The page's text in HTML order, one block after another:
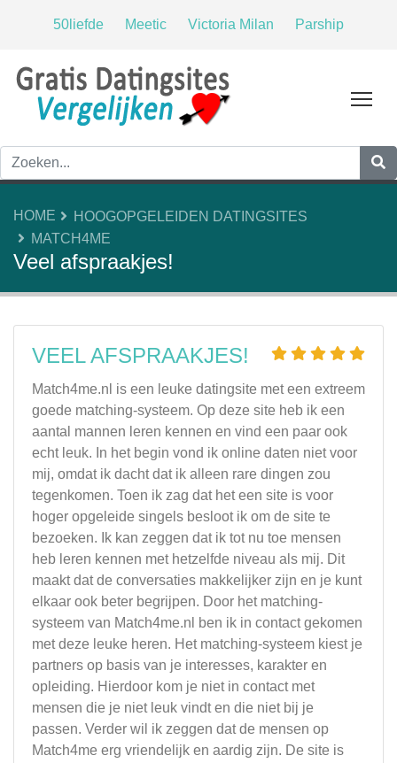
50liefde Meetic Victoria Milan Parship
HOME
HOOGOPGELEIDEN DATINGSITES
MATCH4ME
Veel afspraakjes!
VEEL AFSPRAAKJES!
Match4me.nl is een leuke datingsite met een extreem
goede matching-systeem. Op deze site heb ik een
aantal mannen leren kennen en vind een paar ook
echt leuk. In het begin vond ik online daten niet voor
mij, omdat ik dacht dat ik alleen rare dingen zou
tegenkomen. Toen ik zag dat het een site is voor
hoger opgeleide singels besloot ik om de site te
bezoeken. Ik kan zeggen dat ik tot nu toe mensen
heb leren kennen met hetzelfde niveau als mij. Dit
maakt dat de conversaties makkelijker zijn en je kunt
elkaar ook beter begrijpen. Door het matching-
systeem van Match4me.nl ben ik in contact gekomen
met deze leuke heren. Het matching-systeem kiest je
partners op basis van je interesses, karakter en
opleiding. Hierdoor kom je niet in contact met
mensen die je niet leuk vindt en die niet bij je
passen. Verder wil ik zeggen dat de mensen op
Match4me erg vriendelijk en aardig zijn. De site is